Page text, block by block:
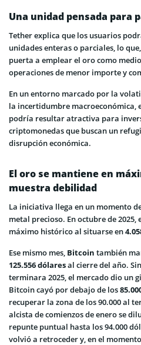
Una unidad pensada para
Tether explica que los usuarios
unidades enteras o parciales, lo
puerta a emplear el oro como
operaciones de menor importe y
En un entorno marcado por la
la incertidumbre macroeconómica,
podría resultar atractiva para
criptomonedas que buscan un
disrupción económica.
El oro se mantiene en
muestra debilidad
La iniciativa llega en un momento
metal precioso. En octubre de
máximo histórico al situarse en
Ese mismo mes, Bitcoin también
125.556 dólaresal cierre del año.
terminara 2025, el mercado dio un
Bitcoin cayó por debajo de los
recuperar la zona de los 90.000 al
alcista de comienzos de enero se
repunte puntual hasta los 94.000
volvió a retroceder y, en el